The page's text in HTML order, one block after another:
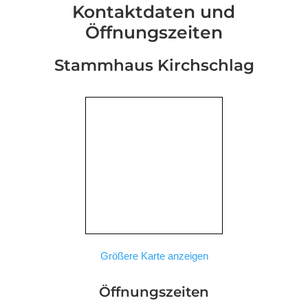
Kontaktdaten und
Öffnungszeiten
Stammhaus Kirchschlag
Größere Karte anzeigen
Öffnungszeiten